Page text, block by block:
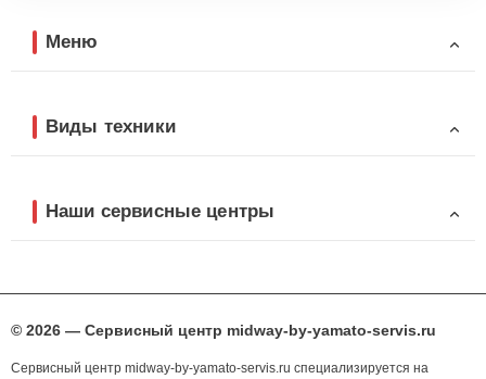
Меню
Виды техники
Наши сервисные центры
© 2026 — Сервисный центр midway-by-yamato-servis.ru
Сервисный центр midway-by-yamato-servis.ru специализируется на